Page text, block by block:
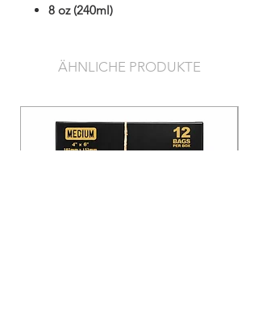
8 oz (240ml)
ÄHNLICHE PRODUKTE